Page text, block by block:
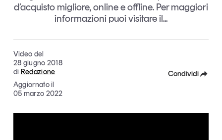
Grandi temi
Magazine
Articoli
Opinioni
Dossier
Il Numero
Studi e ricerche
d’acquisto migliore, online e offline. Per maggiori
informazioni puoi visitare il...
Video del
28 giugno 2018
di Redazione
Aggiornato il
05 marzo 2022
Condividi
X